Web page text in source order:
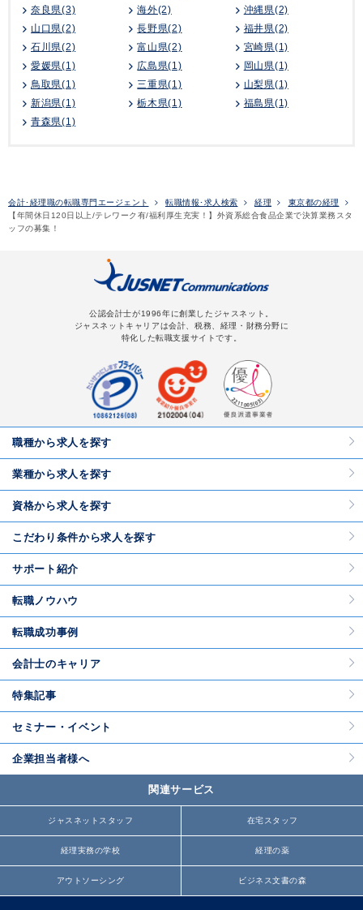
奈良県(3)
海外(2)
沖縄県(2)
山口県(2)
長野県(2)
福井県(2)
石川県(2)
富山県(2)
宮崎県(1)
愛媛県(1)
広島県(1)
岡山県(1)
鳥取県(1)
三重県(1)
山梨県(1)
新潟県(1)
栃木県(1)
福島県(1)
青森県(1)
会計･経理職の転職専門エージェント 転職情報･求人検索 経理
東京都の経理
【年間休日120日以上/テレワーク有/福利厚生充実！】外資系総合食品企業で決算業務スタ
ッフの募集！
公認会計士が1996年に創業したジャスネット。
ジャスネットキャリアは会計、税務、経理・財務分野に
特化した転職支援サイトです。
職種から求人を探す
業種から求人を探す
資格から求人を探す
こだわり条件から求人を探す
サポート紹介
転職ノウハウ
転職成功事例
会計士のキャリア
特集記事
セミナー・イベント
企業担当者様へ
関連サービス
ジャスネットスタッフ 在宅スタッフ
経理実務の学校 経理の薬
アウトソーシング ビジネス文書の森